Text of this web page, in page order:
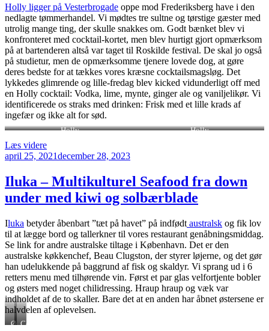
Holly ligger på Vesterbrogade oppe mod Frederiksberg have i den
nedlagte tømmerhandel. Vi mødtes tre sultne og tørstige gæster med
utrolig mange ting, der skulle snakkes om. Godt bænket blev vi
konfronteret med cocktail-kortet, men blev hurtigt gjort opmærksom
på at bartenderen altså var taget til Roskilde festival. De skal jo også
på studietur, men de opmærksomme tjenere lovede dog, at gøre
deres bedste for at tækkes vores kræsne cocktailsmagsløg. Det
lykkedes glimrende og lille-fredag blev kicked vidunderligt off med
en Holly cocktail: Vodka, lime, mynte, ginger ale og vaniljelikør. Vi
identificerede os straks med drinken: Frisk med et lille krads af
ingefær og ikke alt for sød.
Holly Holly
Læs videre“Holly
i
gamle
trævarehandler
på
Udgivet
april 25, 2021december 28, 2023
Iluka – Multikulturel Seafood fra down
under med kiwi og solbærblade
Iluka betyder åbenbart ”tæt på havet” på indfødt australsk og fik lov
til at lægge bord og tallerkner til vores restaurant genåbningsmiddag.
Se link for andre australske tiltage i København. Det er den
australske køkkenchef, Beau Clugston, der styrer løjerne, og det gør
han udelukkende på baggrund af fisk og skaldyr. Vi sprang ud i 6
retters menu med tilhørende vin. Først et par glas velfortjente bobler
og østers med noget chilidressing. Hraup hraup og væk var
indholdet af de to skaller. Bare det at en anden har åbnet østersene er
halvdelen af oplevelsen.
ØstersCerviche